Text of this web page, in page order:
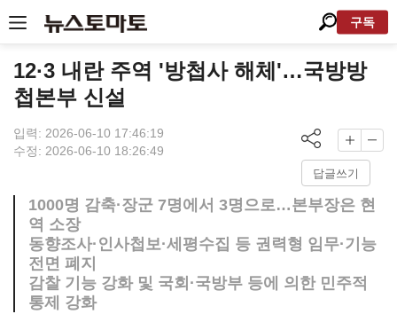
구독
12·3 내란 주역 '방첩사 해체'…국방방
첩본부 신설
입력: 2026-06-10 17:46:19
수정: 2026-06-10 18:26:49
답글쓰기
1000명 감축·장군 7명에서 3명으로…본부장은 현
역 소장
동향조사·인사첩보·세평수집 등 권력형 임무·기능
전면 폐지
감찰 기능 강화 및 국회·국방부 등에 의한 민주적
통제 강화